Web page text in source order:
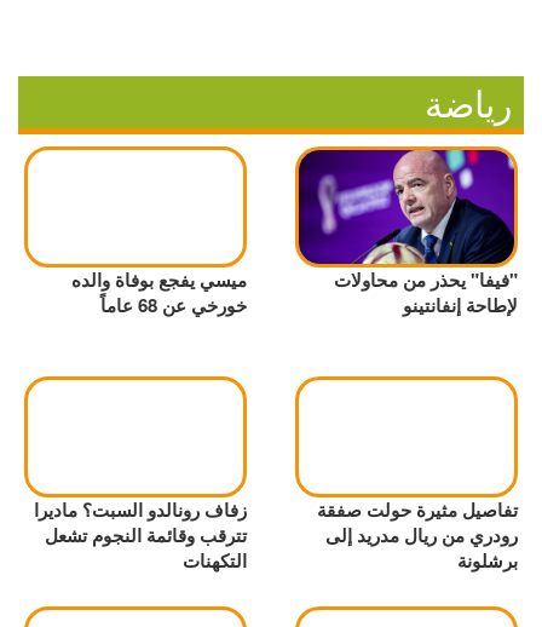
رياضة
"فيفا" يحذر من محاولات
لإطاحة إنفانتينو
ميسي يفجع بوفاة والده
خورخي عن 68 عاماً
تفاصيل مثيرة حولت صفقة
رودري من ريال مدريد إلى
برشلونة
زفاف رونالدو السبت؟ ماديرا
تترقب وقائمة النجوم تشعل
التكهنات